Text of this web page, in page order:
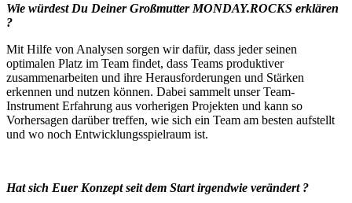
Wie würdest Du Deiner Großmutter MONDAY.ROCKS erklären
?
Mit Hilfe von Analysen sorgen wir dafür, dass jeder seinen
optimalen Platz im Team findet, dass Teams produktiver
zusammenarbeiten und ihre Herausforderungen und Stärken
erkennen und nutzen können. Dabei sammelt unser Team-
Instrument Erfahrung aus vorherigen Projekten und kann so
Vorhersagen darüber treffen, wie sich ein Team am besten aufstellt
und wo noch Entwicklungsspielraum ist.
Hat sich Euer Konzept seit dem Start irgendwie verändert ?